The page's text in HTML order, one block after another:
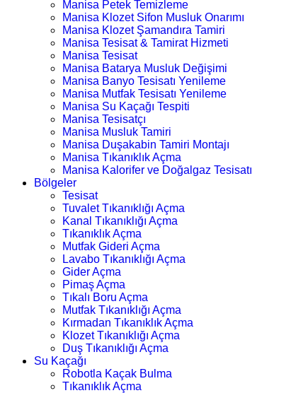
Manisa Petek Temizleme
Manisa Klozet Sifon Musluk Onarımı
Manisa Klozet Şamandıra Tamiri
Manisa Tesisat & Tamirat Hizmeti
Manisa Tesisat
Manisa Batarya Musluk Değişimi
Manisa Banyo Tesisatı Yenileme
Manisa Mutfak Tesisatı Yenileme
Manisa Su Kaçağı Tespiti
Manisa Tesisatçı
Manisa Musluk Tamiri
Manisa Duşakabin Tamiri Montajı
Manisa Tıkanıklık Açma
Manisa Kalorifer ve Doğalgaz Tesisatı
Bölgeler
Tesisat
Tuvalet Tıkanıklığı Açma
Kanal Tıkanıklığı Açma
Tıkanıklık Açma
Mutfak Gideri Açma
Lavabo Tıkanıklığı Açma
Gider Açma
Pimaş Açma
Tıkalı Boru Açma
Mutfak Tıkanıklığı Açma
Kırmadan Tıkanıklık Açma
Klozet Tıkanıklığı Açma
Duş Tıkanıklığı Açma
Su Kaçağı
Robotla Kaçak Bulma
Tıkanıklık Açma